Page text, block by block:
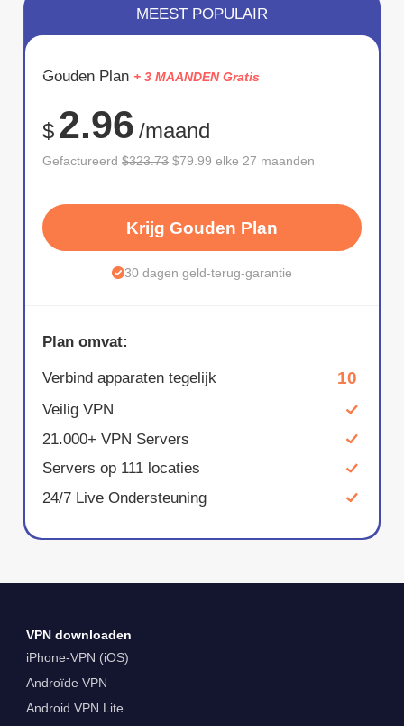
BESPAAR
75%
MEEST POPULAIR
Gouden Plan + 3 MAANDEN Gratis
$ 2.96 /maand
Gefactureerd$323.73 $79.99 elke 27 maanden
Krijg Gouden Plan
30 dagen geld-terug-garantie
Plan omvat:
Verbind apparaten tegelijk 10
Veilig VPN
21.000+ VPN Servers
Servers op 111 locaties
24/7 Live Ondersteuning
VPN downloaden
iPhone-VPN (iOS)
Androïde VPN
Android VPN Lite